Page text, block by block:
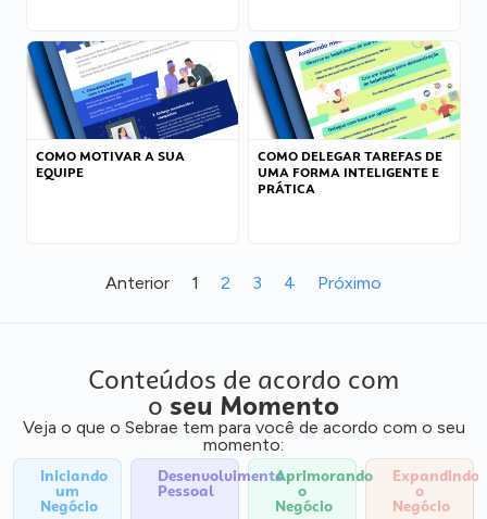
COMO MOTIVAR A SUA
EQUIPE
COMO DELEGAR TAREFAS DE
UMA FORMA INTELIGENTE E
PRÁTICA
Anterior 1 2 3 4 Próximo
Conteúdos de acordo com
o seu Momento
Veja o que o Sebrae tem para você de acordo com o seu
momento:
Iniciando
um
Negócio
Desenvolvimento
Pessoal
Aprimorando
o
Negócio
Expandindo
o
Negócio